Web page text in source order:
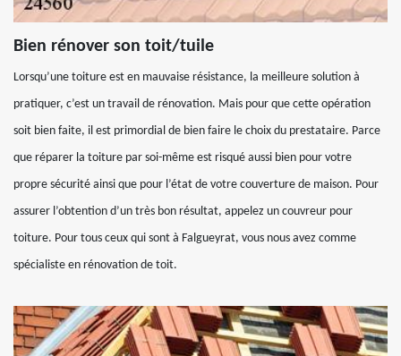
Bien rénover son toit/tuile
Lorsqu’une toiture est en mauvaise résistance, la meilleure solution à
pratiquer, c’est un travail de rénovation. Mais pour que cette opération
soit bien faite, il est primordial de bien faire le choix du prestataire. Parce
que réparer la toiture par soi-même est risqué aussi bien pour votre
propre sécurité ainsi que pour l’état de votre couverture de maison. Pour
assurer l’obtention d’un très bon résultat, appelez un couvreur pour
toiture. Pour tous ceux qui sont à Falgueyrat, vous nous avez comme
spécialiste en rénovation de toit.